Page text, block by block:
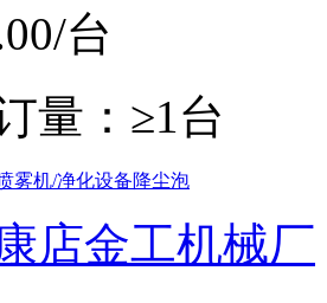
/台
量： ≥1台
雾机/净化设备降尘泡
店金工机械厂